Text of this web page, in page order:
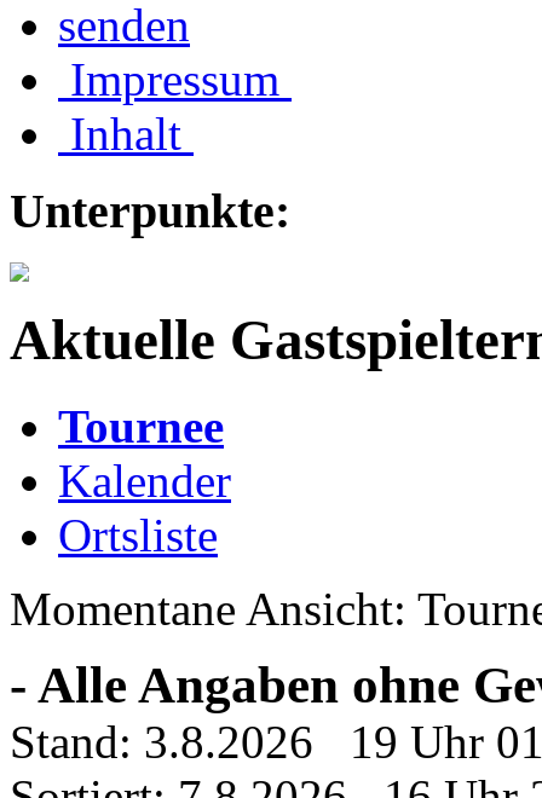
Impressum
Inhalt
Unterpunkte:
Aktuelle
Tournee
Kalender
Ortsliste
Momentane Ansicht:
- Alle Angaben ohne
Stand: 3.8.2026 19 Uhr